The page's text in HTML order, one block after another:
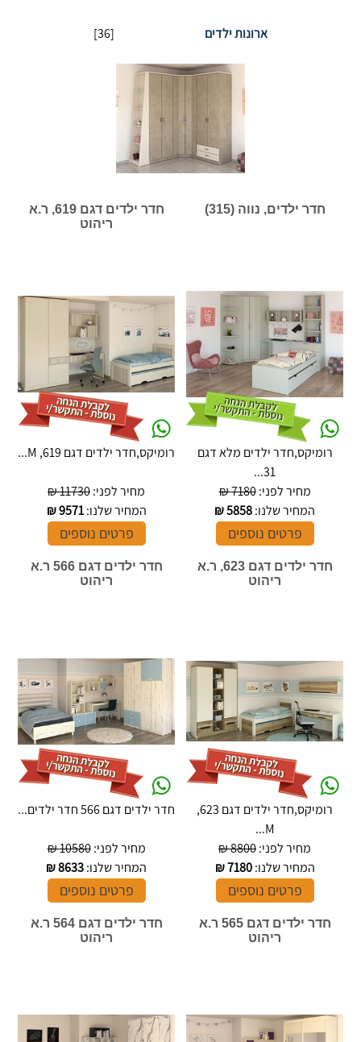
[36] ארונות ילדים
חדר ילדים, נווה (315)
רומיקס,חדר ילדים מלא דגם
31...
מחיר לפני:7180 ₪
המחיר שלנו:5858
₪
פרטים נוספים
חדר ילדים דגם 619, ר.א
ריהוט
רומיקס,חדר ילדים דגם 619, M...
מחיר לפני:11730 ₪
המחיר שלנו:9571
₪
פרטים נוספים
חדר ילדים דגם 623, ר.א
ריהוט
רומיקס,חדר ילדים דגם 623,
M...
מחיר לפני:8800 ₪
המחיר שלנו:7180
₪
פרטים נוספים
חדר ילדים דגם 566 ר.א
ריהוט
חדר ילדים דגם 566 חדר ילדים...
מחיר לפני:10580 ₪
המחיר שלנו:8633
₪
פרטים נוספים
חדר ילדים דגם 565 ר.א
ריהוט
חדר ילדים דגם 564 ר.א
ריהוט